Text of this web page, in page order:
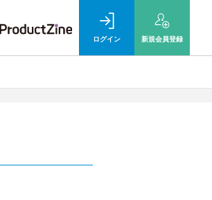
ログイン 新規会員登録